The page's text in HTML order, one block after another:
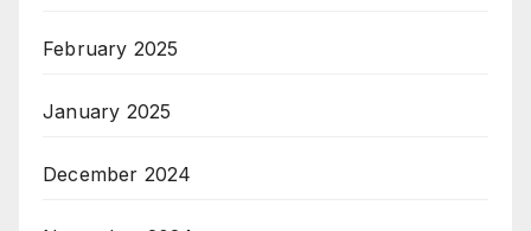
February 2025
January 2025
December 2024